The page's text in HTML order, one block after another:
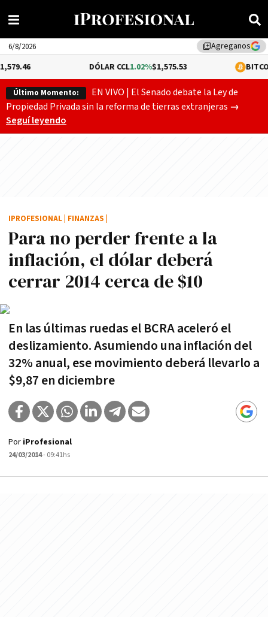
library_addAgreganos
6/8/2026
1.02%$1,575.53 BITCOIN-0.17%
Último Momento:
EN VIVO | El Senado debate la Ley de
Propiedad Privada sin la reforma de tierras extranjeras →
Seguí leyendo
Para no perder frente a la
inflación, el dólar deberá
cerrar 2014 cerca de $10
En las últimas ruedas el BCRA aceleró el
deslizamiento. Asumiendo una inflación del
32% anual, ese movimiento deberá llevarlo a
$9,87 en diciembre
IPROFESIONAL FINANZAS
Por iProfesional
24/03/2014- 09:41hs